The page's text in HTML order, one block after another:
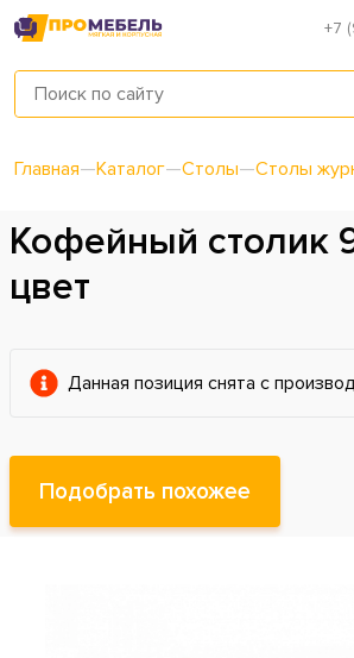
+7
Главная—Каталог—Столы—Столы
Кофейный столик
цвет
Данная позиция снята с
Подобрать похожее